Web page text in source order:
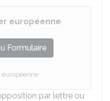
européenne
Formulaire
européenne
par lettre ou